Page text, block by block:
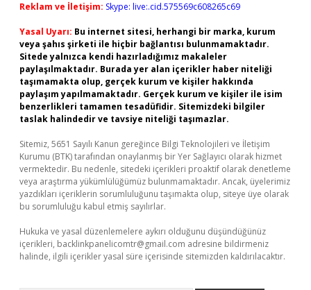
Reklam ve İletişim: Skype: live:.cid.575569c608265c69
Yasal Uyarı: Bu internet sitesi, herhangi bir marka, kurum
veya şahıs şirketi ile hiçbir bağlantısı bulunmamaktadır.
Sitede yalnızca kendi hazırladığımız makaleler
paylaşılmaktadır. Burada yer alan içerikler haber niteliği
taşımamakta olup, gerçek kurum ve kişiler hakkında
paylaşım yapılmamaktadır. Gerçek kurum ve kişiler ile isim
benzerlikleri tamamen tesadüfidir. Sitemizdeki bilgiler
taslak halindedir ve tavsiye niteliği taşımazlar.
Sitemiz, 5651 Sayılı Kanun gereğince Bilgi Teknolojileri ve İletişim
Kurumu (BTK) tarafından onaylanmış bir Yer Sağlayıcı olarak hizmet
vermektedir. Bu nedenle, sitedeki içerikleri proaktif olarak denetleme
veya araştırma yükümlülüğümüz bulunmamaktadır. Ancak, üyelerimiz
yazdıkları içeriklerin sorumluluğunu taşımakta olup, siteye üye olarak
bu sorumluluğu kabul etmiş sayılırlar.
Hukuka ve yasal düzenlemelere aykırı olduğunu düşündüğünüz
içerikleri, backlinkpanelicomtr@gmail.com adresine bildirmeniz
halinde, ilgili içerikler yasal süre içerisinde sitemizden kaldırılacaktır.